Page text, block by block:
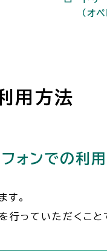
用方法
ォンでの利用
す。
行っていただくこ